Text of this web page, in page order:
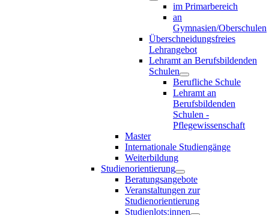
im Primarbereich
an
Gymnasien/Oberschulen
Überschneidungsfreies
Lehrangebot
Lehramt an Berufsbildenden
Schulen
Berufliche Schule
Lehramt an
Berufsbildenden
Schulen -
Pflegewissenschaft
Master
Internationale Studiengänge
Weiterbildung
Studienorientierung
Beratungsangebote
Veranstaltungen zur
Studienorientierung
Studienlots:innen